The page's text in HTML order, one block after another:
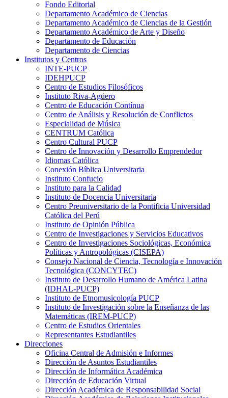
Fondo Editorial
Departamento Académico de Ciencias
Departamento Académico de Ciencias de la Gestión
Departamento Académico de Arte y Diseño
Departamento de Educación
Departamento de Ciencias
Institutos y Centros
INTE-PUCP
IDEHPUCP
Centro de Estudios Filosóficos
Instituto Riva-Agüero
Centro de Educación Contínua
Centro de Análisis y Resolución de Conflictos
Especialidad de Música
CENTRUM Católica
Centro Cultural PUCP
Centro de Innovación y Desarrollo Emprendedor
Idiomas Católica
Conexión Bíblica Universitaria
Instituto Confucio
Instituto para la Calidad
Instituto de Docencia Universitaria
Centro Preuniversitario de la Pontificia Universidad
Católica del Perú
Instituto de Opinión Pública
Centro de Investigaciones y Servicios Educativos
Centro de Investigaciones Sociológicas, Económica
Políticas y Antropológicas (CISEPA)
Consejo Nacional de Ciencia, Tecnología e Innovación
Tecnológica (CONCYTEC)
Instituto de Desarrollo Humano de América Latina
(IDHAL-PUCP)
Instituto de Etnomusicología PUCP
Instituto de Investigación sobre la Enseñanza de las
Matemáticas (IREM-PUCP)
Centro de Estudios Orientales
Representantes Estudiantiles
Direcciones
Oficina Central de Admisión e Informes
Dirección de Asuntos Estudiantiles
Dirección de Informática Académica
Dirección de Educación Virtual
Dirección Académica de Responsabilidad Social